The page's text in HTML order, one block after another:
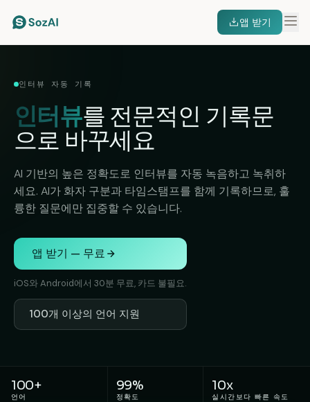
앱 받기
인터뷰 자동 기록
인터뷰를 전문적인 기록문
으로 바꾸세요
AI 기반의 높은 정확도로 인터뷰를 자동 녹음하고 녹취하
세요. AI가 화자 구분과 타임스탬프를 함께 기록하므로, 훌
륭한 질문에만 집중할 수 있습니다.
앱 받기 — 무료
iOS와 Android에서 30분 무료, 카드 불필요.
100개 이상의 언어 지원
100+
언어
99%
정확도
10x
실시간보다 빠른 속도